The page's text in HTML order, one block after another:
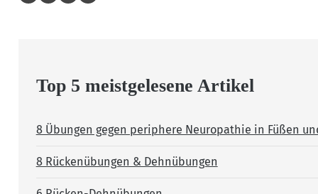
Top 5 meistgelesene Artikel
8 Übungen gegen periphere Neuropathie in Füßen
8 Rückenübungen & Dehnübungen